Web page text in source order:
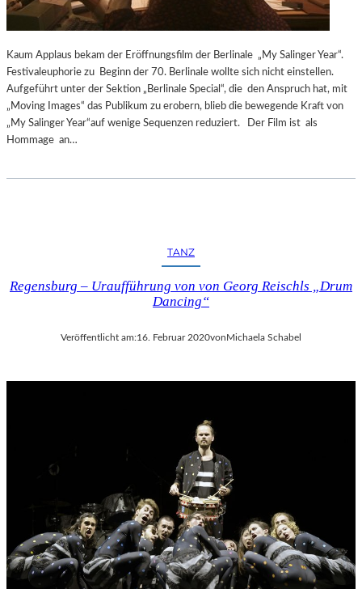
S
T
K
I
R
C
“
–
E
I
N
T
D
G
E
O
N
E
N
E
R
Kaum Applaus bekam der Eröffnungsfilm der Berlinale „My Salinger Year“.
Festivaleuphorie zu Beginn der 70. Berlinale wollte sich nicht einstellen.
Aufgeführt unter der Sektion „Berlinale Special“, die den Anspruch hat, mit
„Moving Images“ das Publikum zu erobern, blieb die bewegende Kraft von
„My Salinger Year“auf wenige Sequenzen reduziert. Der Film ist als
Hommage an…
TANZ
Regensburg – Uraufführung von von Georg Reischls „Drum
Dancing“
Veröffentlicht am:16. Februar 2020vonMichaela Schabel